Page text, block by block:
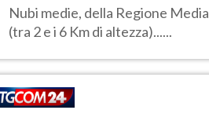
Nubi medie, della Regione Media
(tra 2 e i 6 Km di altezza)......